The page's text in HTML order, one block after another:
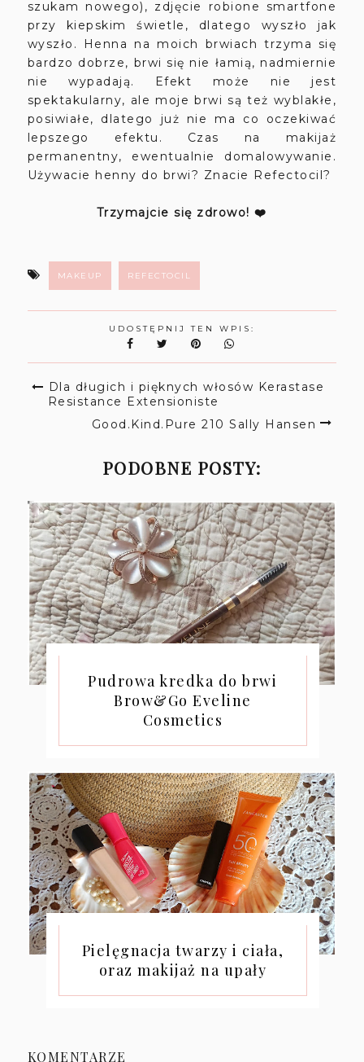
szukam nowego), zdjęcie robione smartfone
przy kiepskim świetle, dlatego wyszło jak
wyszło. Henna na moich brwiach trzyma się
bardzo dobrze, brwi się nie łamią, nadmiernie
nie wypadają. Efekt może nie jest
spektakularny, ale moje brwi są też wyblakłe,
posiwiałe, dlatego już nie ma co oczekiwać
lepszego efektu. Czas na makijaż
permanentny, ewentualnie domalowywanie.
Używacie henny do brwi? Znacie Refectocil?
Trzymajcie się zdrowo! ❤️
MAKEUP REFECTOCIL
UDOSTĘPNIJ TEN WPIS:
Dla długich i pięknych włosów Kerastase
Resistance Extensioniste
Good.Kind.Pure 210 Sally Hansen
PODOBNE POSTY:
Pudrowa kredka do brwi
Brow&Go Eveline
Cosmetics
Pielęgnacja twarzy i ciała,
oraz makijaż na upały
KOMENTARZE